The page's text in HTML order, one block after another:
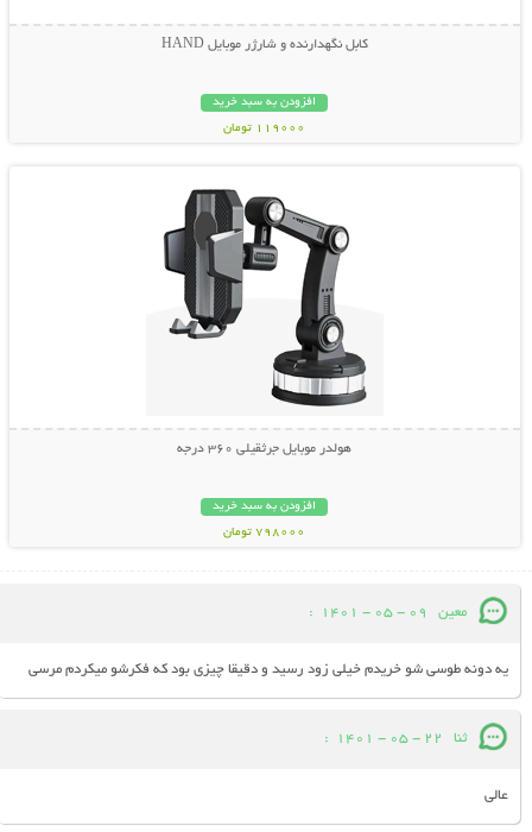
کابل نگهدارنده و شارژر موبایل HAND
افزودن به سبد خرید
119000 تومان
نمایش توضیحات بیشتر
هولدر موبایل جرثقیلی 360 درجه
افزودن به سبد خرید
798000 تومان
معین 09 - 05 - 1401
:
یه دونه طوسی شو خریدم خیلی زود رسید و دقیقا چیزی بود که فکرشو میکردم مرسی
ثنا 22 - 05 - 1401
:
عالی